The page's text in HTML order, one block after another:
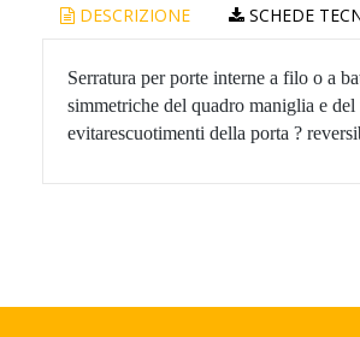
DESCRIZIONE SCHEDE
Serratura per porte interne a filo o a
simmetriche del quadro maniglia e
evitarescuotimenti della porta ?